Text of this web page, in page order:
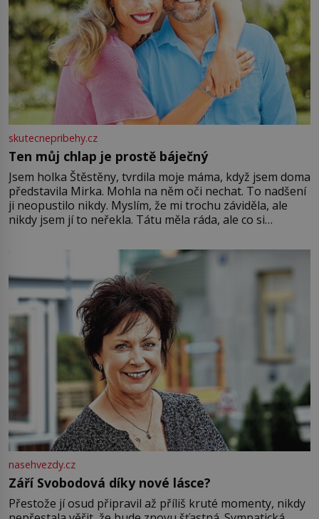
skutecnepribehy.cz
Ten můj chlap je prostě báječný
Jsem holka Štěstěny, tvrdila moje máma, když jsem doma
představila Mirka. Mohla na něm oči nechat. To nadšení
ji neopustilo nikdy. Myslím, že mi trochu záviděla, ale
nikdy jsem jí to neřekla. Tátu měla ráda, ale co si
Jsme spolu moc rádi Tehdy byla jiná doba, když
nasehvezdy.cz
Září Svobodová díky nové lásce?
Přestože jí osud připravil až příliš kruté momenty, nikdy